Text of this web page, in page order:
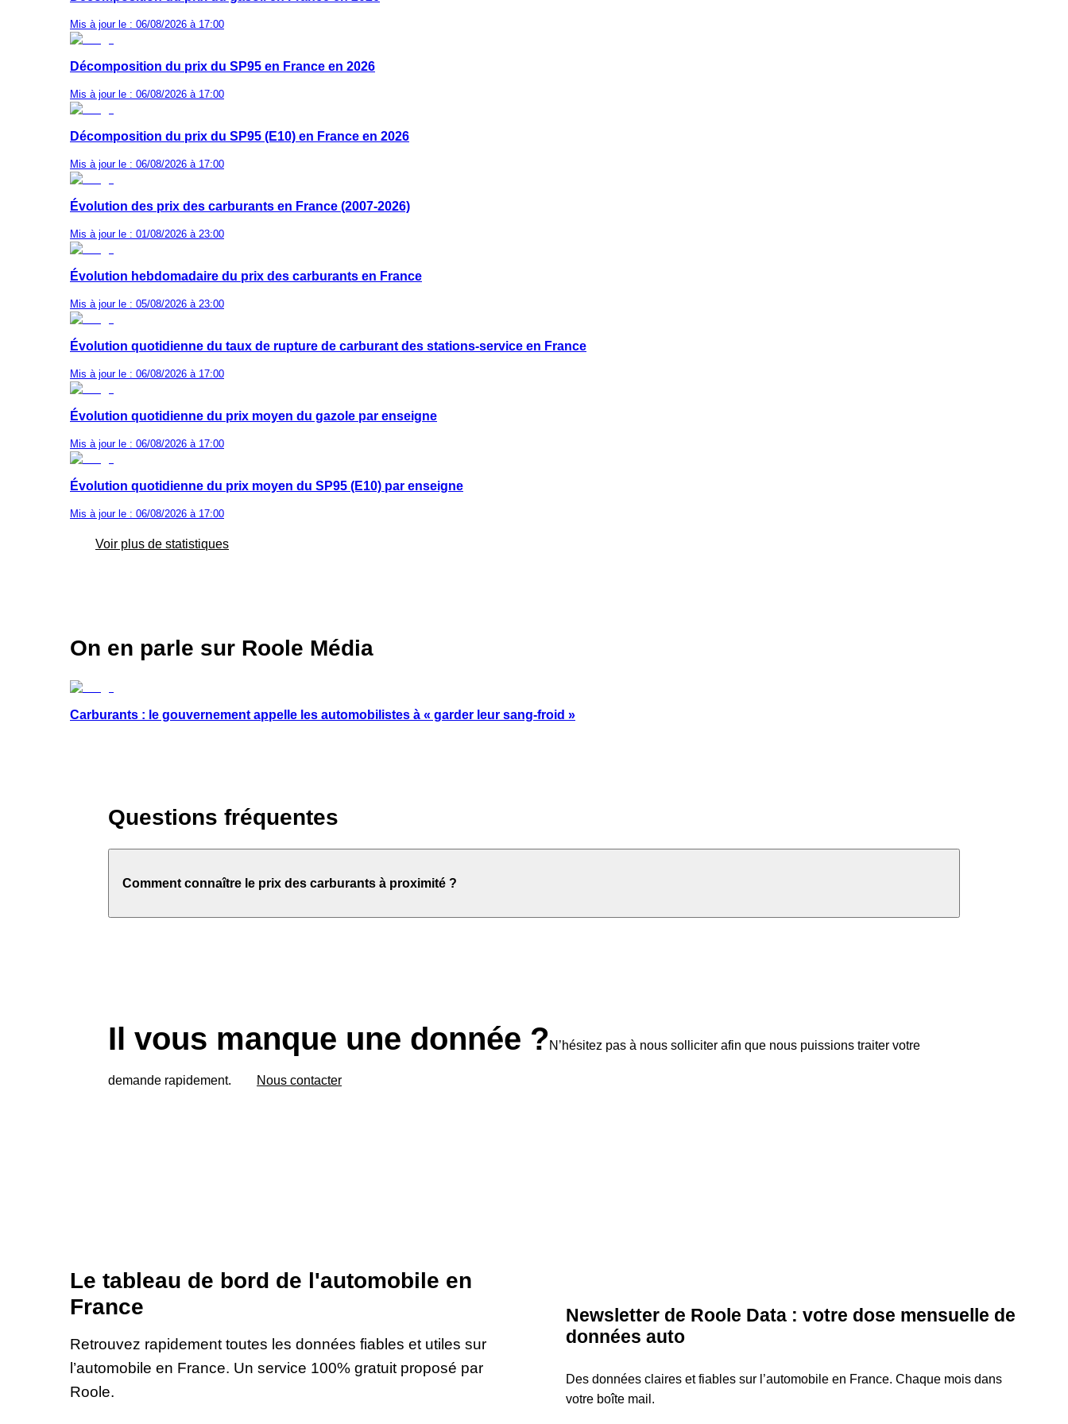
Mis à jour le : 06/08/2026 à 17:00
Décomposition du prix du SP95 en France en 2026
Mis à jour le : 06/08/2026 à 17:00
Décomposition du prix du SP95 (E10) en France en 2026
Mis à jour le : 06/08/2026 à 17:00
Évolution des prix des carburants en France (2007-2026)
Mis à jour le : 01/08/2026 à 23:00
Évolution hebdomadaire du prix des carburants en France
Mis à jour le : 05/08/2026 à 23:00
Évolution quotidienne du taux de rupture de carburant des stations-service en France
Mis à jour le : 06/08/2026 à 17:00
Évolution quotidienne du prix moyen du gazole par enseigne
Mis à jour le : 06/08/2026 à 17:00
Évolution quotidienne du prix moyen du SP95 (E10) par enseigne
Mis à jour le : 06/08/2026 à 17:00
Voir plus de statistiques
On en parle sur Roole Média
Carburants : le gouvernement appelle les automobilistes à « garder leur sang-froid »
Questions fréquentes
Comment connaître le prix des carburants à proximité ?
Il vous manque une donnée ? N’hésitez pas à nous solliciter afin que nous puissions traiter votre
demande rapidement. Nous contacter
Le tableau de bord de l'automobile en
France
Retrouvez rapidement toutes les données fiables et utiles sur
l’automobile en France. Un service 100% gratuit proposé par
Roole.
Newsletter de Roole Data : votre dose mensuelle de
données auto
Des données claires et fiables sur l’automobile en France. Chaque mois dans
votre boîte mail.